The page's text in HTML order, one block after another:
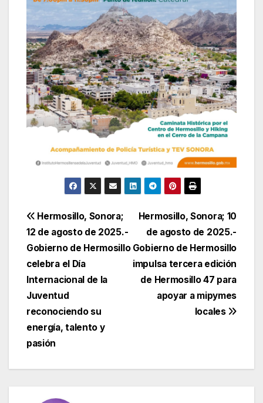
Navegación
de
entradas
Hermosillo, Sonora; 10
de agosto de 2025.-
Gobierno de Hermosillo
impulsa tercera edición
de Hermosillo 47 para
apoyar a mipymes
locales
Hermosillo, Sonora;
12 de agosto de 2025.-
Gobierno de Hermosillo
celebra el Día
Internacional de la
Juventud
reconociendo su
energía, talento y
pasión